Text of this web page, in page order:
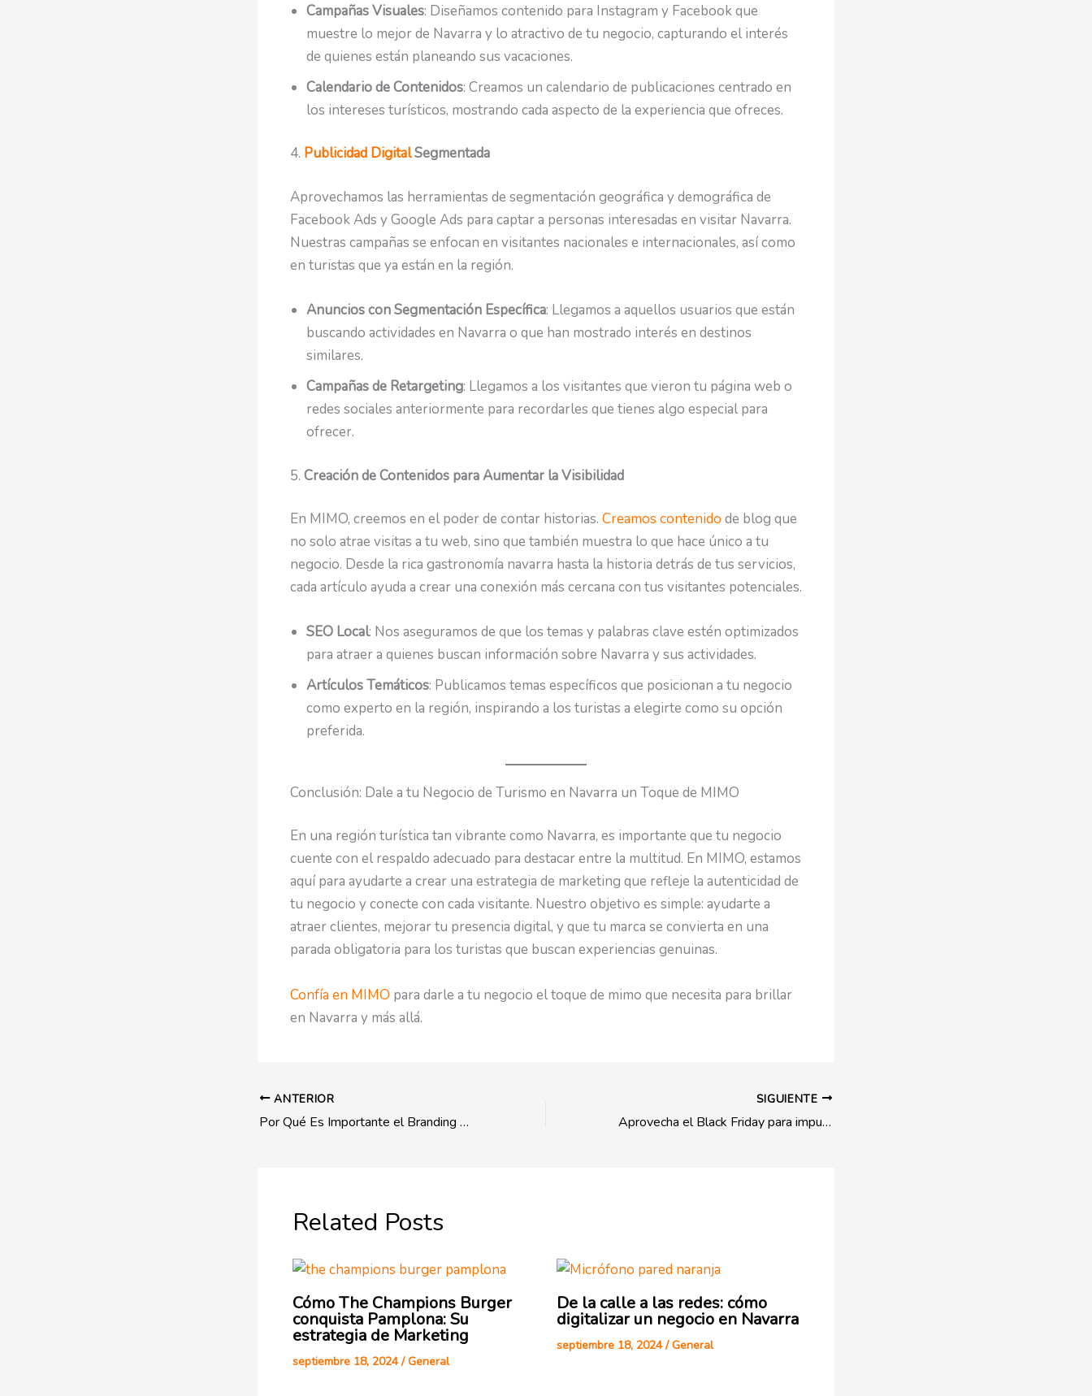
Campañas Visuales: Diseñamos contenido para Instagram y Facebook que
muestre lo mejor de Navarra y lo atractivo de tu negocio, capturando el interés
de quienes están planeando sus vacaciones.
Calendario de Contenidos: Creamos un calendario de publicaciones centrado en
los intereses turísticos, mostrando cada aspecto de la experiencia que ofreces.
4. Publicidad DigitalSegmentada
Aprovechamos las herramientas de segmentación geográfica y demográfica de
Facebook Ads y Google Ads para captar a personas interesadas en visitar Navarra.
Nuestras campañas se enfocan en visitantes nacionales e internacionales, así como
en turistas que ya están en la región.
Anuncios con Segmentación Específica: Llegamos a aquellos usuarios que están
buscando actividades en Navarra o que han mostrado interés en destinos
similares.
Campañas de Retargeting: Llegamos a los visitantes que vieron tu página web o
redes sociales anteriormente para recordarles que tienes algo especial para
ofrecer.
5. Creación de Contenidos para Aumentar la Visibilidad
En MIMO, creemos en el poder de contar historias. Creamos contenido de blog que
no solo atrae visitas a tu web, sino que también muestra lo que hace único a tu
negocio. Desde la rica gastronomía navarra hasta la historia detrás de tus servicios,
cada artículo ayuda a crear una conexión más cercana con tus visitantes potenciales.
SEO Local: Nos aseguramos de que los temas y palabras clave estén optimizados
para atraer a quienes buscan información sobre Navarra y sus actividades.
Artículos Temáticos: Publicamos temas específicos que posicionan a tu negocio
como experto en la región, inspirando a los turistas a elegirte como su opción
preferida.
Conclusión: Dale a tu Negocio de Turismo en Navarra un Toque de MIMO
En una región turística tan vibrante como Navarra, es importante que tu negocio
cuente con el respaldo adecuado para destacar entre la multitud. En MIMO, estamos
aquí para ayudarte a crear una estrategia de marketing que refleje la autenticidad de
tu negocio y conecte con cada visitante. Nuestro objetivo es simple: ayudarte a
atraer clientes, mejorar tu presencia digital, y que tu marca se convierta en una
parada obligatoria para los turistas que buscan experiencias genuinas.
Confía en MIMO para darle a tu negocio el toque de mimo que necesita para brillar
en Navarra y más allá.
ANTERIOR
Por Qué Es Importante el Branding para Pymes y Autónomos
SIGUIENTE
Aprovecha el Black Friday para impulsar tu marca con MIMO
Related Posts
Cómo The Champions Burger
conquista Pamplona: Su
estrategia de Marketing
septiembre 18, 2024 /General
De la calle a las redes: cómo
digitalizar un negocio en Navarra
septiembre 18, 2024 /General